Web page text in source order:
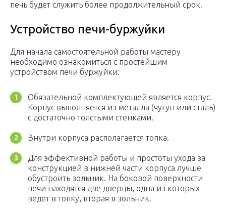
печь будет служить более продолжительный срок.
Устройство печи-буржуйки
Для начала самостоятельной работы мастеру
необходимо ознакомиться с простейшим
устройством печи буржуйки:
Обязательной комплектующей является корпус.
Корпус выполняется из металла (чугун или сталь)
с достаточно толстыми стенками.
Внутри корпуса располагается топка.
Для эффективной работы и простоты ухода за
конструкцией в нижней части корпуса лучше
обустроить зольник. На боковой поверхности
печи находятся две дверцы, одна из которых
ведет в топку, вторая в зольник.